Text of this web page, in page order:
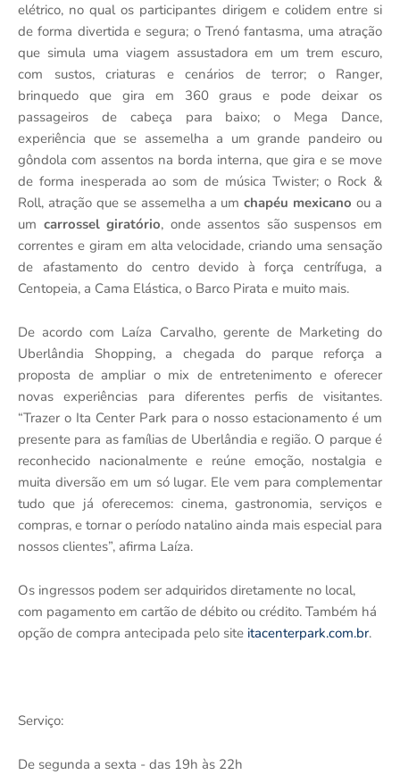
elétrico, no qual os participantes dirigem e colidem entre si
de forma divertida e segura; o Trenó fantasma, uma atração
que simula uma viagem assustadora em um trem escuro,
com sustos, criaturas e cenários de terror; o Ranger,
brinquedo que gira em 360 graus e pode deixar os
passageiros de cabeça para baixo; o Mega Dance,
experiência que se assemelha a um grande pandeiro ou
gôndola com assentos na borda interna, que gira e se move
de forma inesperada ao som de música Twister; o Rock &
Roll, atração que se assemelha a umchapéu mexicano ou a
um carrossel giratório, onde assentos são suspensos em
correntes e giram em alta velocidade, criando uma sensação
de afastamento do centro devido à força centrífuga, a
Centopeia, a Cama Elástica, o Barco Pirata e muito mais.
De acordo com Laíza Carvalho, gerente de Marketing do
Uberlândia Shopping, a chegada do parque reforça a
proposta de ampliar o mix de entretenimento e oferecer
novas experiências para diferentes perfis de visitantes.
“Trazer o Ita Center Park para o nosso estacionamento é um
presente para as famílias de Uberlândia e região. O parque é
reconhecido nacionalmente e reúne emoção, nostalgia e
muita diversão em um só lugar. Ele vem para complementar
tudo que já oferecemos: cinema, gastronomia, serviços e
compras, e tornar o período natalino ainda mais especial para
nossos clientes”, afirma Laíza.
Os ingressos podem ser adquiridos diretamente no local,
com pagamento em cartão de débito ou crédito. Também há
opção de compra antecipada pelo site itacenterpark.com.br.
Serviço:
De segunda a sexta - das 19h às 22h